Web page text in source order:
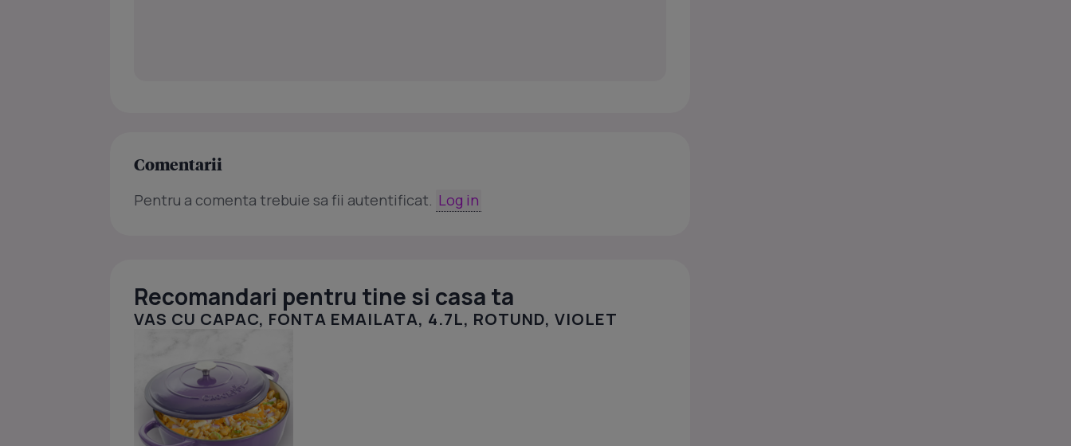
Comentarii
Pentru a comenta trebuie sa fii autentificat. Log in
Recomandari pentru tine si casa ta
VAS CU CAPAC, FONTA EMAILATA, 4.7L, ROTUND, VIOLET